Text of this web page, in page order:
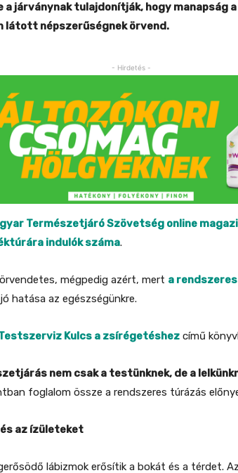
a járványnak tulajdonítják, hogy manapság
látott népszerűségnek örvend.
- Hirdetés -
Természetjáró Szövetség online
indulók száma.
mégpedig azért, mert a
hatása az egészségünkre.
Kulcs a zsírégetéshez című
nem csak a testünknek, de a
foglalom össze a rendszeres túrázás
az ízületeket
lábizmok erősítik a bokát és a térdet.